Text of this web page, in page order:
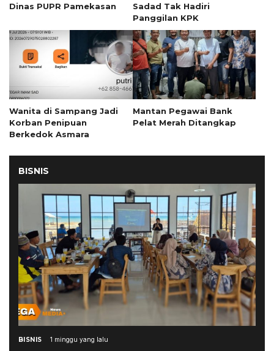
Dinas PUPR Pamekasan
Sadad Tak Hadiri
Panggilan KPK
Wanita di Sampang Jadi
Korban Penipuan
Berkedok Asmara
Mantan Pegawai Bank
Pelat Merah Ditangkap
BISNIS
BISNIS 1 minggu yang lalu